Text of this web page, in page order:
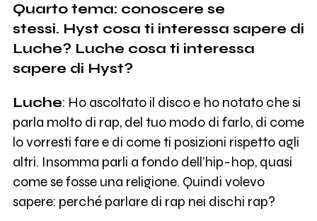
Quarto tema: conoscere se
stessi. Hyst cosa ti interessa sapere di
Luche? Luche cosa ti interessa
sapere di Hyst?
Luche: Ho ascoltato il disco e ho notato che si
parla molto di rap, del tuo modo di farlo, di come
lo vorresti fare e di come ti posizioni rispetto agli
altri. Insomma parli a fondo dell’hip-hop, quasi
come se fosse una religione. Quindi volevo
sapere: perché parlare di rap nei dischi rap?